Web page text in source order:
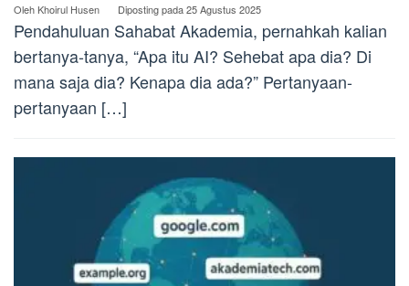
Oleh Khoirul Husen Diposting pada25 Agustus 2025
Pendahuluan Sahabat Akademia, pernahkah kalian
bertanya-tanya, “Apa itu AI? Sehebat apa dia? Di
mana saja dia? Kenapa dia ada?” Pertanyaan-
pertanyaan […]